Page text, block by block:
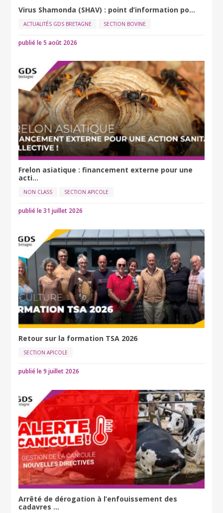
Virus Shamonda (SHAV) : point d’information po...
ACTUALITÉS GDS BRETAGNE SECTION BOVINE
publié le 5 août 2026
Frelon asiatique : financement externe pour une
acti...
NON CLASS SECTION APICOLE
publié le 31 juillet 2026
Retour sur la formation TSA 2026
SECTION APICOLE
publié le 9 juillet 2026
Arrêté de dérogation à l’enfouissement des
cadavres ...